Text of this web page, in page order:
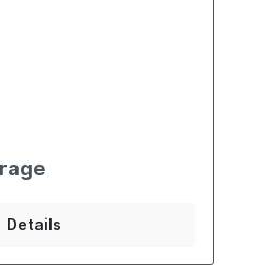
Details